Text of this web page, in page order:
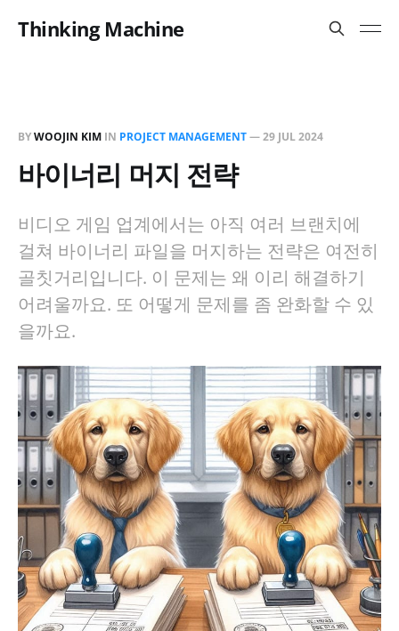
Thinking Machine
BYWOOJIN KIM IN PROJECT MANAGEMENT—29 JUL 2024
바이너리 머지 전략
비디오 게임 업계에서는 아직 여러 브랜치에
걸쳐 바이너리 파일을 머지하는 전략은 여전히
골칫거리입니다. 이 문제는 왜 이리 해결하기
어려울까요. 또 어떻게 문제를 좀 완화할 수 있
을까요.